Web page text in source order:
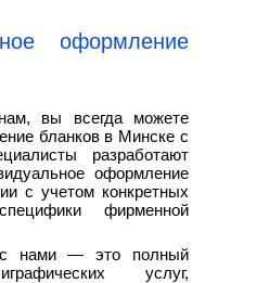
оформление
вы всегда можете
бланков в Минске с
разработают
оформление
с учетом конкретных
фирменной
с нами — это полный
услуг,